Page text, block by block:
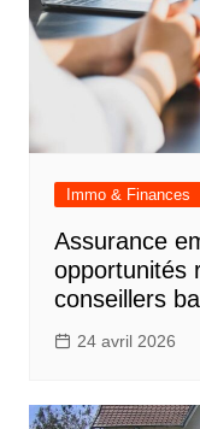
Immo & Finances
Assurance
opportunités
conseillers
24 avril 2026